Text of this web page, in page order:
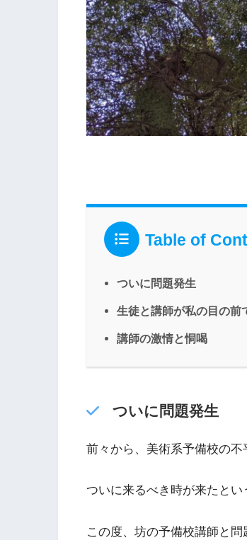
Table of
ついに問題発生
生徒と講師が私の目の前
講師の激情と恫喝
ついに問題発生
前々から、美術系予備校の
ついに来るべき時が来たとい
この度、坊の予備校講師と